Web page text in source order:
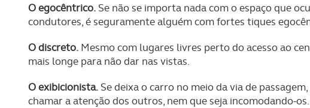
O egocêntrico. Se não se importa nada com o espaço que
condutores, é seguramente alguém com fortes tiques
O discreto. Mesmo com lugares livres perto do acesso ao
mais longe para não dar nas vistas.
O exibicionista. Se deixa o carro no meio da via de
chamar a atenção dos outros, nem que seja incomodando-os.